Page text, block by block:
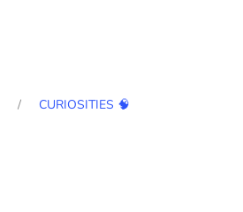
CURIOSITIES 🧠